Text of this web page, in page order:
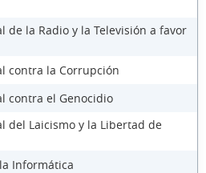
de la Radio y la Televisión a favor
contra la Corrupción
contra el Genocidio
del Laicismo y la Libertad de
Informática